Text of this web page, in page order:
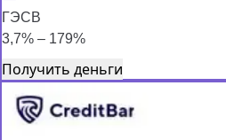
ГЭСВ
3,7% – 179%
Получить деньги